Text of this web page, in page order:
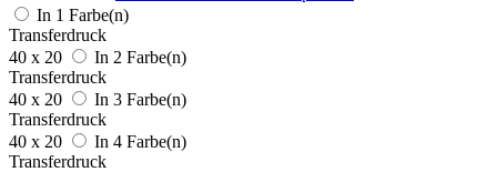
In 1 Farbe(n)
Transferdruck
40 x 20
In 2 Farbe(n)
Transferdruck
40 x 20
In 3 Farbe(n)
Transferdruck
40 x 20
In 4 Farbe(n)
Transferdruck